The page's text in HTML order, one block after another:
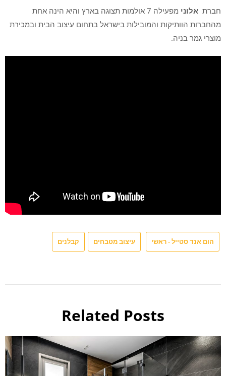
חברת אלוני
מפעילה 7 אולמות תצוגה בארץ והיא הינה אחת
מהחברות הוותיקות והמובילות בישראל בתחום עיצוב הבית ובמכירת
מוצרי גמר בניה.
הום אנד סטייל - ראשי עיצוב מטבחים קבלנים
Related Posts